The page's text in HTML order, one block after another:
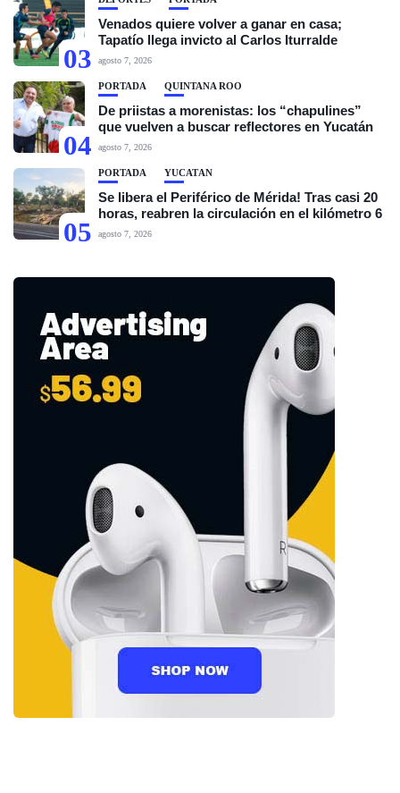
03
Venados quiere volver a ganar en casa;
Tapatío llega invicto al Carlos Iturralde
agosto 7, 2026
04
PORTADA QUINTANA ROO
De priistas a morenistas: los “chapulines”
que vuelven a buscar reflectores en Yucatán
agosto 7, 2026
05
PORTADA YUCATÁN
Se libera el Periférico de Mérida! Tras casi 20
horas, reabren la circulación en el kilómetro 6
agosto 7, 2026